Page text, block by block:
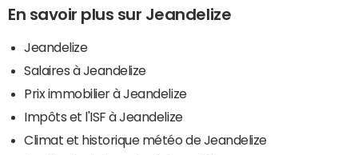
En savoir plus sur Jeandelize
Jeandelize
Salaires à Jeandelize
Prix immobilier à Jeandelize
Impôts et l'ISF à Jeandelize
Climat et historique météo de Jeandelize